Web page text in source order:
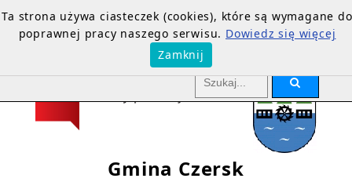
Gmina Czersk
Ta strona używa ciasteczek (cookies), które są wymagane do
poprawnej pracy naszego serwisu. Dowiedz się więcej
Zamknij